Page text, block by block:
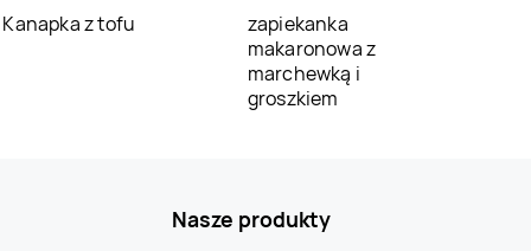
Kanapka z tofu
zapiekanka
makaronowa z
marchewką i
groszkiem
Nasze produkty